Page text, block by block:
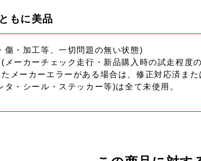
もに美品
傷・加工等、一切問題の無い状態)
メーカーチェック走行・新品購入時の試走程度
メーカーエラーがある場合は、修正対応済また
・シール・ステッカー等)は全て未使用。